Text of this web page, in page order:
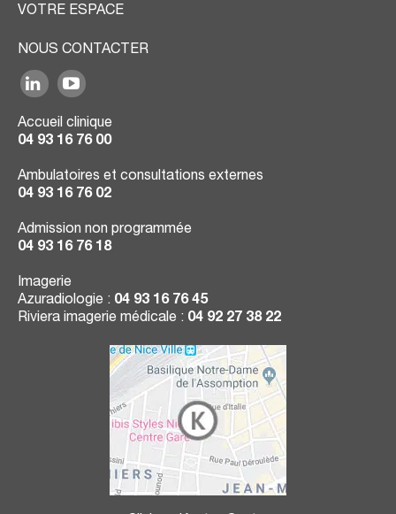
VOTRE ESPACE
NOUS CONTACTER
Accueil clinique
04 93 16 76 00
Ambulatoires et consultations externes
04 93 16 76 02
Admission non programmée
04 93 16 76 18
Imagerie
Azuradiologie : 04 93 16 76 45
Riviera imagerie médicale : 04 92 27 38 22